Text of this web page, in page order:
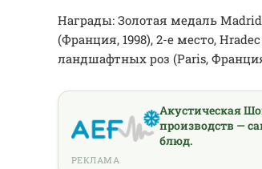
Награды: Золотая медаль Madrid
(Франция, 1998), 2-е место,
ландшафтных роз (Paris,
Акустическая
производств —
блюд.
РЕКЛАМА